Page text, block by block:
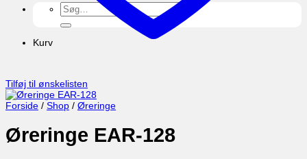
Søg
efter:
Kurv
Tilføj til ønskelisten
Forside / Shop / Øreringe
Øreringe EAR-128